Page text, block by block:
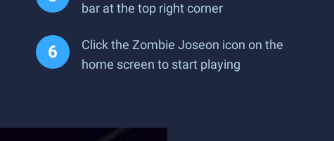
bar at the top right corner
Click the Zombie Joseon icon on the
home screen to start playing